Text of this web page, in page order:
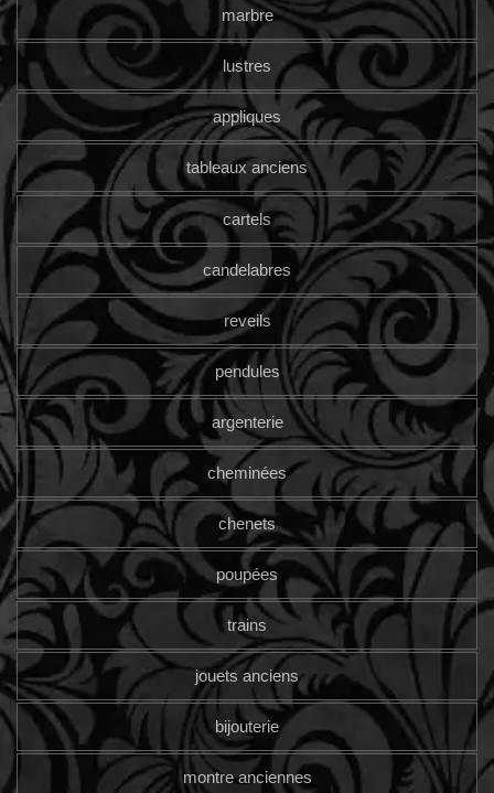
marbre
lustres
appliques
tableaux anciens
cartels
candelabres
reveils
pendules
argenterie
cheminées
chenets
poupées
trains
jouets anciens
bijouterie
montre anciennes